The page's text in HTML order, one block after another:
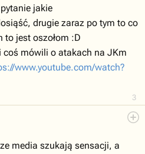
3
jakie
drugie zaraz po tym to co
jest oszołom :D
mówili o atakach na JKm
www.youtube.com/watch?
media szukają sensacji, a